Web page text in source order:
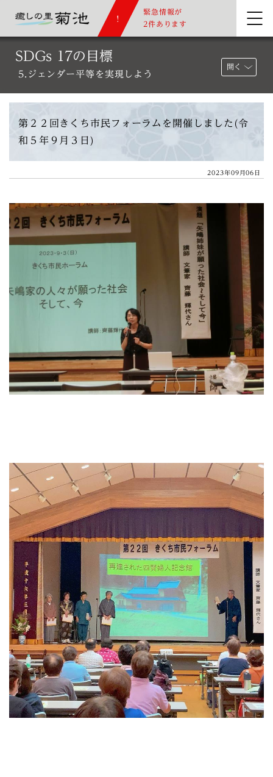
緊急情報が
2件あります
SDGs 17の目標
5.ジェンダー平等を実現しよう
開く
第２２回きくち市民フォーラムを開催しました(令
和５年９月３日)
2023年09月06日